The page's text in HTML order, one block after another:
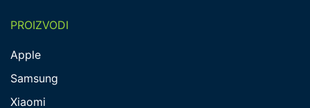
PROIZVODI
Apple
Samsung
Xiaomi